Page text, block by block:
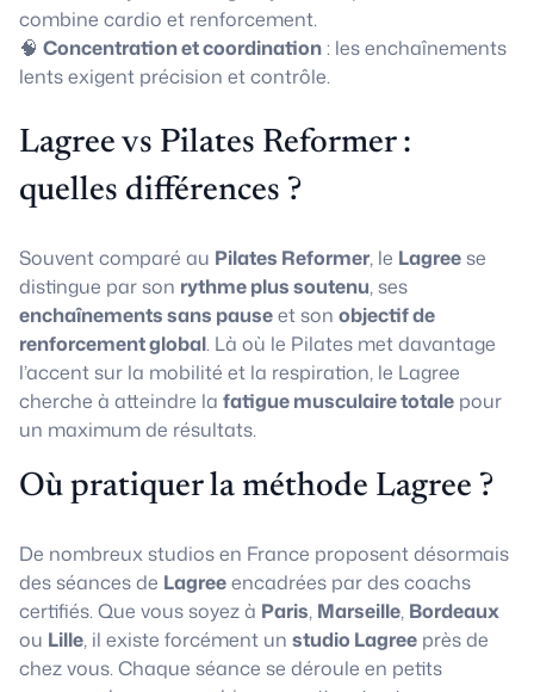
combine cardio et renforcement.
🧠 Concentration et coordination: les enchaînements
lents exigent précision et contrôle.
Lagree vs Pilates Reformer :
quelles différences ?
Souvent comparé au Pilates Reformer, le Lagree se
distingue par son rythme plus soutenu, ses
enchaînements sans pauseet son objectif de
renforcement global. Là où le Pilates met davantage
l’accent sur la mobilité et la respiration, le Lagree
cherche à atteindre la fatigue musculaire totale pour
un maximum de résultats.
Où pratiquer la méthode Lagree ?
De nombreux studios en France proposent désormais
des séances de Lagreeencadrées par des coachs
certifiés. Que vous soyez à Paris, Marseille, Bordeaux
ou Lille, il existe forcément un studio Lagree près de
chez vous. Chaque séance se déroule en petits